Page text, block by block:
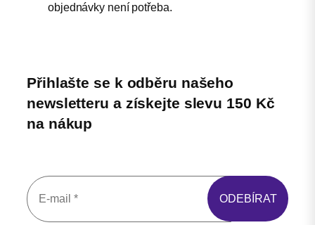
objednávky není potřeba.
Přihlašte se k odběru našeho
newsletteru a získejte slevu 150 Kč
na nákup